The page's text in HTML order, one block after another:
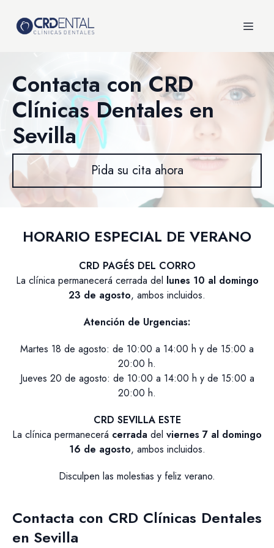
Contacta con CRD
Clínicas Dentales en
Sevilla
Pida su cita ahora
HORARIO ESPECIAL DE VERANO
CRD PAGÉS DEL CORRO
La clínica permanecerá cerrada del lunes 10 al domingo
23 de agosto, ambos incluidos.
Atención de Urgencias:
Martes 18 de agosto: de 10:00 a 14:00 h y de 15:00 a
20:00 h.
Jueves 20 de agosto: de 10:00 a 14:00 h y de 15:00 a
20:00 h.
CRD SEVILLA ESTE
La clínica permanecerá cerrada del viernes 7 al domingo
16 de agosto, ambos incluidos.
Disculpen las molestias y feliz verano.
Contacta con CRD Clínicas Dentales
en Sevilla